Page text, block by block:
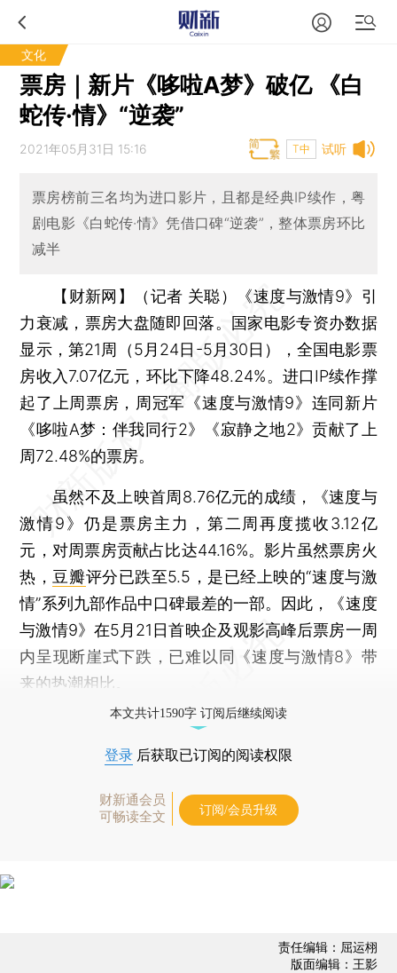
文化
票房｜新片《哆啦A梦》破亿 《白
蛇传·情》“逆袭”
试听
2021年05月31日 15:16 T中
票房榜前三名均为进口影片，且都是经典IP续作，粤
剧电影《白蛇传·情》凭借口碑“逆袭”，整体票房环比
减半
【财新网】（记者 关聪）
《速度与激情9》引
力衰减，票房大盘随即回落。国家电影专资办数据
显示，第21周（5月24日-5月30日），全国电影票
房收入7.07亿元，环比下降48.24%。进口IP续作撑
起了上周票房，周冠军《速度与激情9》连同新片
《哆啦A梦：伴我同行2》《寂静之地2》贡献了上
周72.48%的票房。
虽然不及上映首周8.76亿元的成绩，《速度与
激情9》仍是票房主力，第二周再度揽收3.12亿
元，对周票房贡献占比达44.16%。影片虽然票房火
热， 豆瓣评分已跌至5.5，是已经上映的“速度与激
情”系列九部作品中口碑最差的一部。因此，《速度
与激情9》在5月21日首映企及观影高峰后票房一周
内呈现断崖式下跌，已难以同《速度与激情8》带
来的热潮相比。
本文共计1590字 订阅后继续阅读
登录 后获取已订阅的阅读权限
财新通会员
可畅读全文
订阅/会员升级
责任编辑：屈运栩
版面编辑：王影